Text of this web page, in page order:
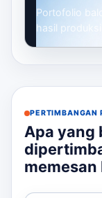
Portofolio
hasil
mulai dari
PERTIMBANGAN
Apa yang
memesan